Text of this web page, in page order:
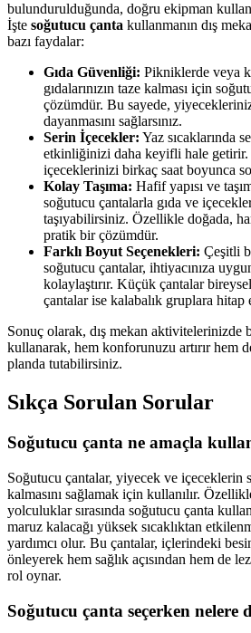
bulundurulduğunda, doğru ekipman
İşte soğutucu çanta kullanmanın dış
bazı faydalar:
Gıda Güvenliği: Pikniklerde veya
gıdalarınızın taze kalması için
çözümdür. Bu sayede,
dayanmasını sağlarsınız.
Serin İçecekler: Yaz sıcaklarında
etkinliğinizi daha keyifli hale getirir.
içeceklerinizi birkaç saat boyunca
Kolay Taşıma: Hafif yapısı ve
soğutucu çantalarla gıda ve
taşıyabilirsiniz. Özellikle doğada,
pratik bir çözümdür.
Farklı Boyut Seçenekleri: Çeşitli
soğutucu çantalar, ihtiyacınıza
kolaylaştırır. Küçük çantalar
çantalar ise kalabalık gruplara hitap
Sonuç olarak, dış mekan aktivitelerinizde
kullanarak, hem konforunuzu artırır hem
planda tutabilirsiniz.
Sıkça Sorulan Sorular
Soğutucu çanta ne amaçla
Soğutucu çantalar, yiyecek ve içeceklerin
kalmasını sağlamak için kullanılır.
yolculuklar sırasında soğutucu çanta
maruz kalacağı yüksek sıcaklıktan
yardımcı olur. Bu çantalar, içlerindeki
önleyerek hem sağlık açısından hem de
rol oynar.
Soğutucu çanta seçerken